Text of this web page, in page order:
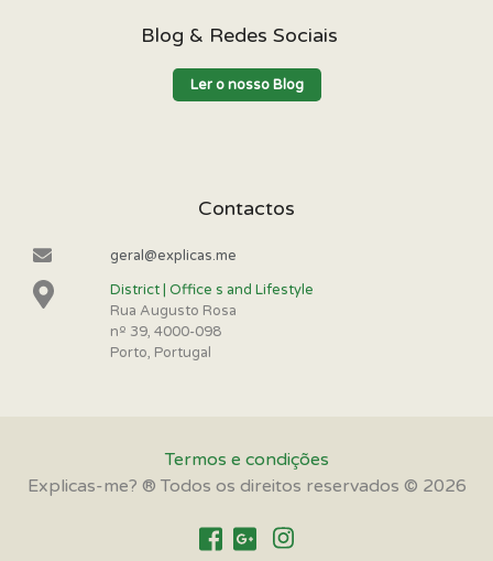
Blog & Redes Sociais
Ler o nosso Blog
Contactos
geral@explicas.me
District | Office s and Lifestyle
Rua Augusto Rosa
nº 39, 4000-098
Porto, Portugal
Termos e condições
Explicas-me? ® Todos os direitos reservados © 2026